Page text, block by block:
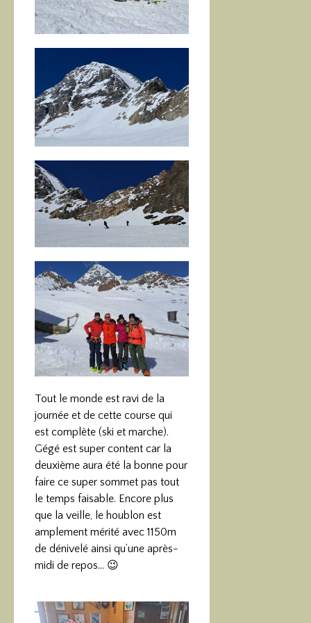
Tout le monde est ravi de la
journée et de cette course qui
est complète (ski et marche).
Gégé est super content car la
deuxième aura été la bonne pour
faire ce super sommet pas tout
le temps faisable. Encore plus
que la veille, le houblon est
amplement mérité avec 1150m
de dénivelé ainsi qu’une après-
midi de repos… 😉